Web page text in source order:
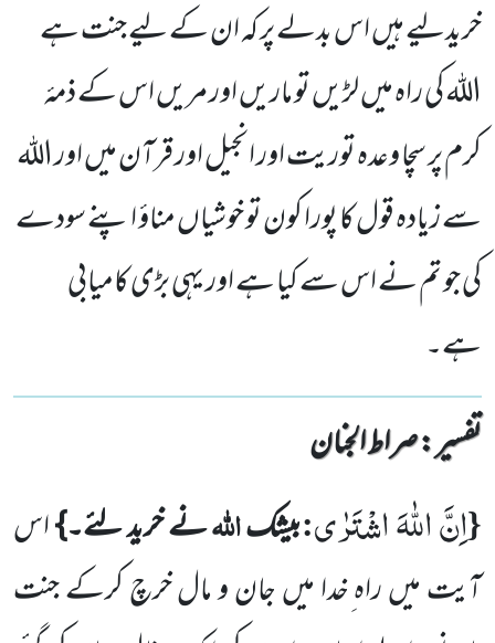
خریدلیے ہیں اس بدلے پر کہ ان کے لیے جنت ہے
اللہ کی راہ میں لڑیں تو ماریں اور مریں اس کے ذمۂ
کرم پر سچا وعدہ توریت اور انجیل اور قرآن میں اور اللہ
سے زیادہ قول کا پورا کون تو خوشیاں مناؤ اپنے سودے
کی جو تم نے اس سے کیا ہے اور یہی بڑی کامیابی
ہے۔
تفسیر : ‎صراط الجنان
{اِنَّ اللّٰهَ اشْتَرٰى:بیشکاللہنے خرید لئے۔}اس
آیت میں راہ ِخدا میں جان و مال خرچ کرکے جنت